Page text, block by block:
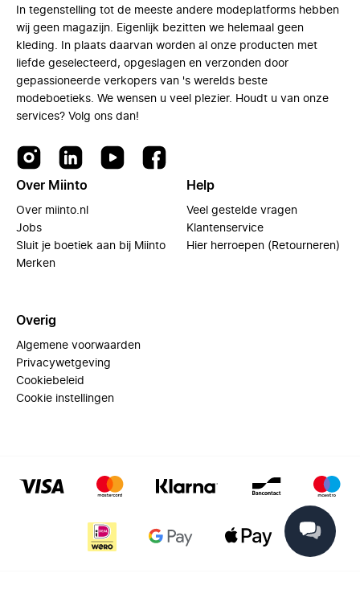
In tegenstelling tot de meeste andere modeplatforms hebben
wij geen magazijn. Eigenlijk bezitten we helemaal geen
kleding. In plaats daarvan worden al onze producten met
liefde geselecteerd, opgeslagen en verzonden door
gepassioneerde verkopers van 's werelds beste
modeboetieks. We wensen u veel plezier. Houdt u van onze
services? Volg ons dan!
Over Miinto
Over miinto.nl
Jobs
Sluit je boetiek aan bij Miinto
Merken
Help
Veel gestelde vragen
Klantenservice
Hier herroepen (Retourneren)
Overig
Algemene voorwaarden
Privacywetgeving
Cookiebeleid
Cookie instellingen